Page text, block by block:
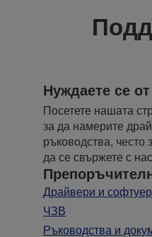
Нуждаете се
Посетете нашата
за да намерите
ръководства, често
да се свържете с
Драйвери и софтуер
ЧЗВ
Ръководства и